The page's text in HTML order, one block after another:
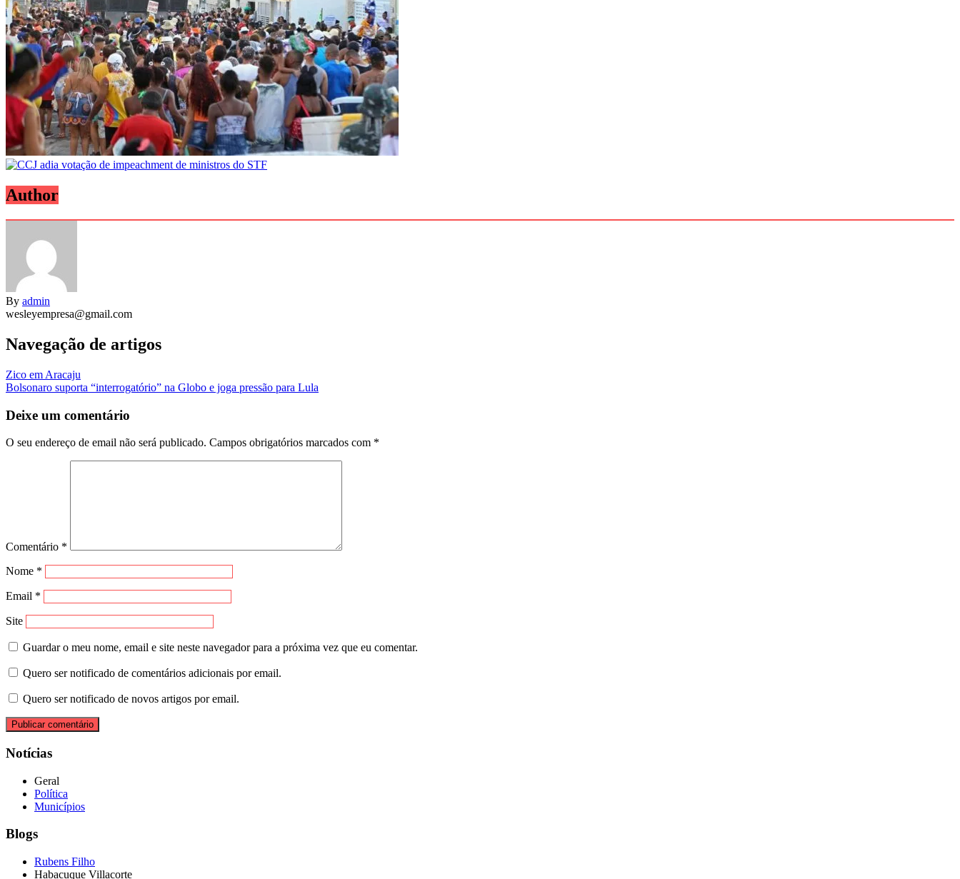
Author
By admin
wesleyempresa@gmail.com
Navegação de artigos
Zico em Aracaju
Bolsonaro suporta “interrogatório” na Globo e joga pressão para Lula
Deixe um comentário
O seu endereço de email não será publicado. Campos obrigatórios marcados com *
Comentário *
Nome *
Email *
Site
Guardar o meu nome, email e site neste navegador para a próxima vez que eu comentar.
Quero ser notificado de comentários adicionais por email.
Quero ser notificado de novos artigos por email.
Notícias
Geral
Política
Municípios
Blogs
Rubens Filho
Habacuque Villacorte